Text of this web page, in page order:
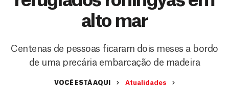
alto mar
Centenas de pessoas ficaram dois meses a bordo
de uma precária embarcação de madeira
VOCÊ ESTÁ AQUI
Atualidades